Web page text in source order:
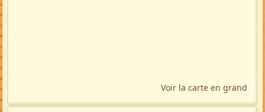
Voir la carte en grand